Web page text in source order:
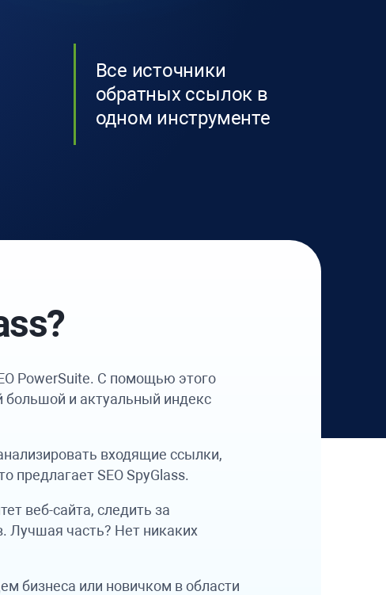
Все источники
обратных ссылок в
одном инструменте
?
PowerSuite. С помощью этого
и актуальный индекс
входящие ссылки,
предлагаетSEO SpyGlass.
веб-сайта, следить за
Лучшая часть? Нет никаких
бизнеса или новичком в области